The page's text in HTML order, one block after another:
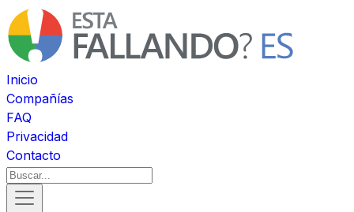
Inicio
Compañías
FAQ
Privacidad
Contacto